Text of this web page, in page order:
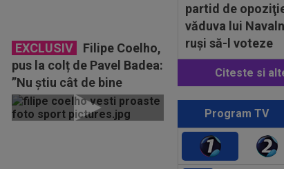
EXCLUSIV
Filipe Coelho,
pus la colț de Pavel Badea:
”Nu știu cât de bine
informat este!”
partid de
văduva lui
ruși să-l voteze
Citeste si
Program TV